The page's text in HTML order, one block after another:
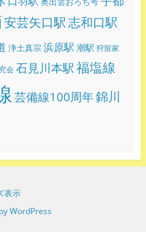
安芸矢口駅志和口駅
浄土真宗 浜原駅 潮駅 狩留家
会 石見川本駅福塩線
芸備線100周年錦川
表示
WordPress